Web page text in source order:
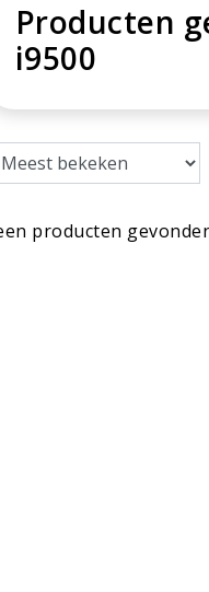
Producten
i9500
producten